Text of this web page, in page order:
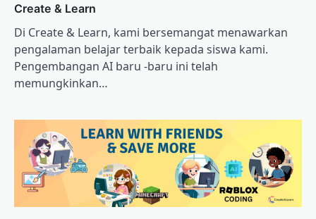
Create & Learn
Di Create & Learn, kami bersemangat menawarkan
pengalaman belajar terbaik kepada siswa kami.
Pengembangan AI baru -baru ini telah
memungkinkan…